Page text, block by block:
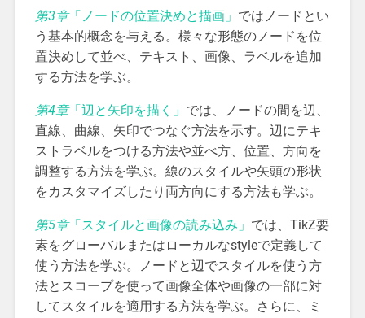
第3章「ノードの位置決めと描画」 ではノードとい
う基本的概念を与える。様々な形態のノードを位
置決めして並べ、テキスト、画像、ラベルを追加
する方法を学ぶ。
第4章「辺と矢印を描く」 では、ノードの間を辺、
直線、曲線、矢印でつなぐ方法を示す。辺にテキ
ストラベルをつける方法や並べ方、位置、方向を
調整する方法を学ぶ。線のスタイルや矢頭の形状
をカスタマイズしたり両方向にする方法も学ぶ。
第5章「スタイルと画像の読み込み」 では、TikZ要
素をグローバルまたはローカルなstyleで定義して
使う方法を学ぶ。ノードと辺でスタイルを使う方
法とスコープを使って画像全体や画像の一部に対
してスタイルを適用する方法を学ぶ。さらに、ミ